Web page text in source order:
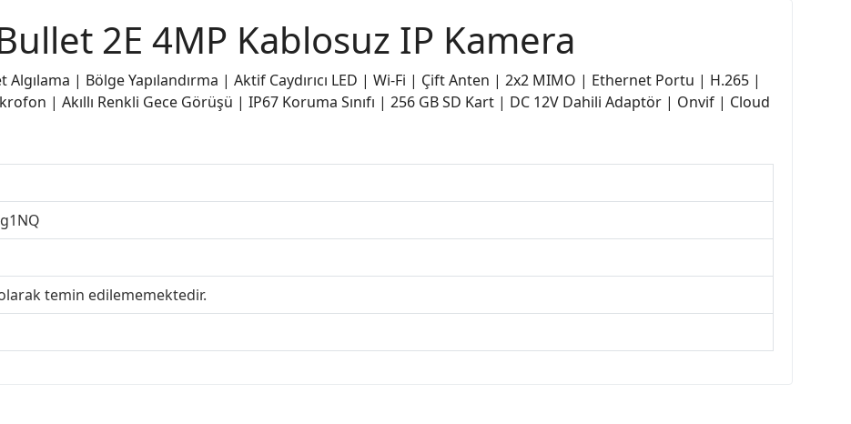
2E 4MP Kablosuz IP Kamera
| Bölge Yapılandırma | Aktif Caydırıcı LED | Wi-Fi | Çift Anten | 2x2 MIMO | Ethernet Portu | H.265 |
| Akıllı Renkli Gece Görüşü | IP67 Koruma Sınıfı | 256 GB SD Kart | DC 12V Dahili Adaptör | Onvif | Cloud
temin edilememektedir.